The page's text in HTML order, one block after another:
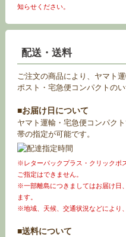
知らせください。
配送・送料
ご注文の商品により、ヤマト
ポスト・宅急便コンパクトの
■お届け日について
ヤマト運輸・宅急便コンパク
帯の指定が可能です。
※レターパックプラス・クリックポ
ご指定はできません。
※一部離島につきましてはお届け日
ます。
※地域、天候、交通状況などにより
■送料について